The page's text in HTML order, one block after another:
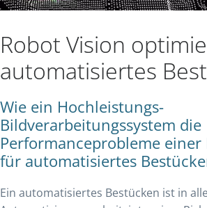
Robot Vision
automatisiertes
Wie ein Hochleistungs-
Bildverarbeitungssystem die
Performanceprobleme einer
für automatisiertes
Ein automatisiertes Bestücken ist in